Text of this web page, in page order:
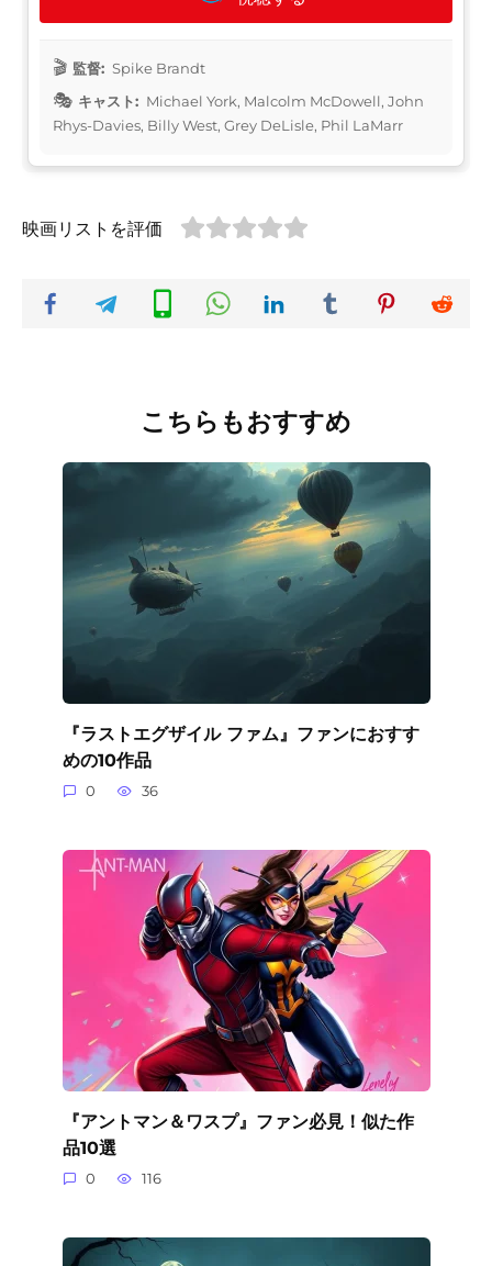
監督: Spike Brandt
キャスト: Michael York, Malcolm McDowell, John
Rhys-Davies, Billy West, Grey DeLisle, Phil LaMarr
映画リストを評価
こちらもおすすめ
『ラストエグザイル ファム』ファンにおすす
めの10作品
0 36
『アントマン＆ワスプ』ファン必見！似た作
品10選
0 116